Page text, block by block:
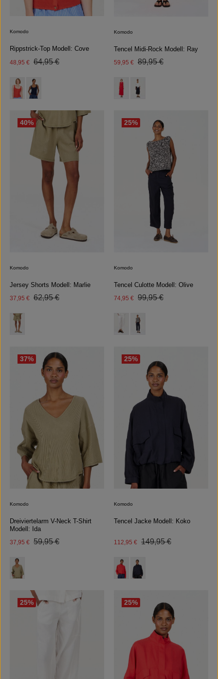
Komodo
Rippstrick-Top Modell: Cove
Verkaufspreis:
48,95 € Regulärer Preis:
64,95 €
Farbeauswählen
Komodo
Tencel Midi-Rock Modell: Ray
Verkaufspreis:
59,95 € Regulärer Preis:
89,95 €
Farbe auswählen
(Diese Option ist zurzeit nicht
40%
Komodo
Jersey Shorts Modell: Marlie
Verkaufspreis:
37,95 € Regulärer Preis:
62,95 €
Farbe
25%
Komodo
Tencel Culotte Modell: Olive
Verkaufspreis:
74,95 € Regulärer Preis:
99,95 €
Farbeauswählen
37%
Komodo
Dreiviertelarm V-Neck T-Shirt
Modell: Ida
Verkaufspreis:
37,95 € Regulärer Preis:
59,95 €
Farbe
25%
Komodo
Tencel Jacke Modell: Koko
Verkaufspreis:
112,95 € Regulärer Preis:
149,95 €
Farbeauswählen
(Diese Option ist zurzeit nicht
25% 25%